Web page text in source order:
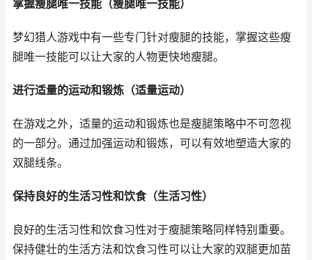
掌握瘦腿唯一技能（瘦腿唯一技能）
梦幻猎人游戏中有一些专门针对瘦腿的技能，掌握这些瘦
腿唯一技能可以让大家的人物更快地瘦腿。
进行适量的运动和锻炼（适量运动）
在游戏之外，适量的运动和锻炼也是瘦腿策略中不可忽视
的一部分。通过加强运动和锻炼，可以有效地塑造大家的
双腿线条。
保持良好的生活习性和饮食（生活习性）
良好的生活习性和饮食习性对于瘦腿策略同样特别重要。
保持健壮的生活方法和饮食习性可以让大家的双腿更加苗